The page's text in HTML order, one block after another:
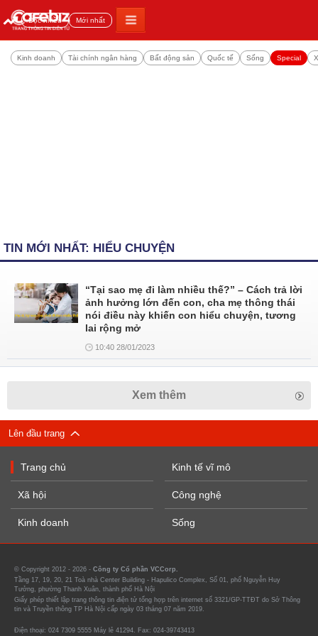
Đọc nhiều Mới nhất
Kinh doanh Tài chính ngân hàng Bất động sản Quốc tế Sống Special
TIN MỚI NHẤT: HIỂU CHUYỆN
“Tại sao mẹ đi làm nhiều thế?” – Cách trả lời
ảnh hưởng lớn đến con, cha mẹ thông thái
nói điều này khiến con hiểu chuyện, tương
lai rộng mở
10:40 28/01/2023
Xem thêm
Lên đầu trang
Trang chủ
Xã hội
Kinh doanh
Kinh tế vĩ mô
Công nghệ
Sống
© Copyright 2012 - 2026 - Công ty Cổ phần VCCorp.
Tầng 17, 19, 20, 21 Toà nhà Center Building - Hapulico Complex, Số 01, phố Nguyễn Huy
Tưởng, phường Thanh Xuân, thành phố Hà Nội
Giấy phép thiết lập trang thông tin điện tử tổng hợp trên internet số 3321/GP-TTĐT do Sở Thông
tin và Truyền thông TP Hà Nội cấp ngày 03 tháng 07 năm 2019.
Điện thoại: 024 7309 5555 Máy lẻ 41294. Fax: 024-39743413